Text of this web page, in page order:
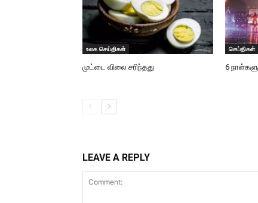
உலக செய்திகள்
முட்டை விலை சரிந்தது
செய்திகள்
6
LEAVE A REPLY